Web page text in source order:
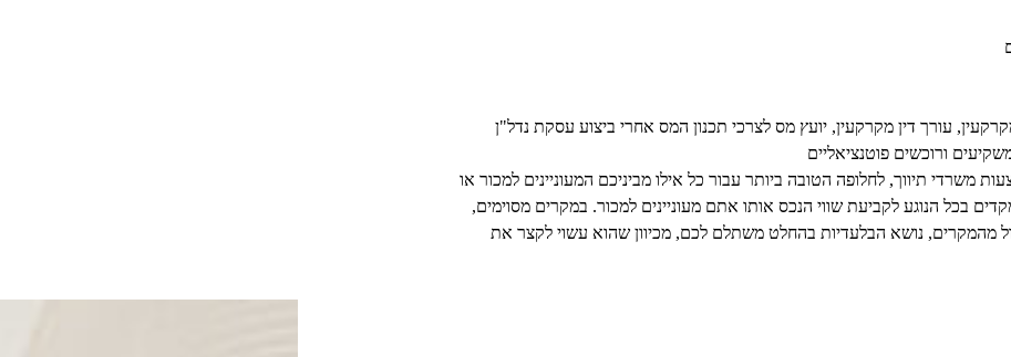
עורך דין מקרקעין, יועץ מס לצרכי תכנון המס אחרי ביצוע עסקת נדל"ן
ורוכשים פוטנציאליים
משרדי תיווך, לחלופה הטובה ביותר עבור כל אילו מביניכם המעוניינים למכור או
בכל הנוגע לקביעת שווי הנכס אותו אתם מעוניינים למכור. במקרים מסוימים,
מהמקרים, נושא הבלעדיות בהחלט משתלם לכם, מכיוון שהוא עשוי לקצר את